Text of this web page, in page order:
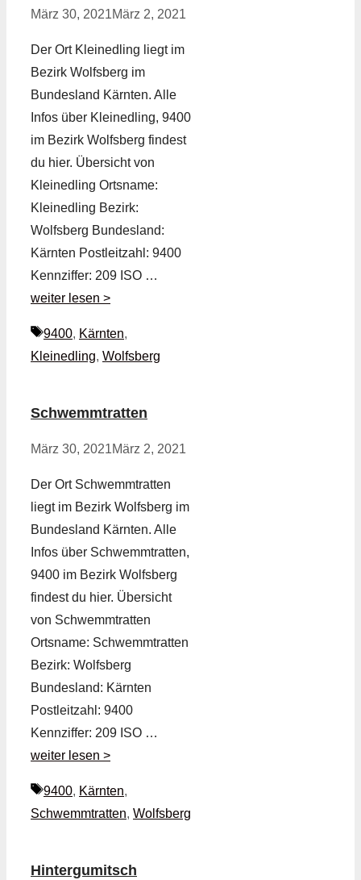
März 30, 2021März 2, 2021
Der Ort Kleinedling liegt im
Bezirk Wolfsberg im
Bundesland Kärnten. Alle
Infos über Kleinedling, 9400
im Bezirk Wolfsberg findest
du hier. Übersicht von
Kleinedling Ortsname:
Kleinedling Bezirk:
Wolfsberg Bundesland:
Kärnten Postleitzahl: 9400
Kennziffer: 209 ISO …
weiter lesen >
Schlagwörter
9400, Kärnten,
Kleinedling, Wolfsberg
Schwemmtratten
März 30, 2021März 2, 2021
Der Ort Schwemmtratten
liegt im Bezirk Wolfsberg im
Bundesland Kärnten. Alle
Infos über Schwemmtratten,
9400 im Bezirk Wolfsberg
findest du hier. Übersicht
von Schwemmtratten
Ortsname: Schwemmtratten
Bezirk: Wolfsberg
Bundesland: Kärnten
Postleitzahl: 9400
Kennziffer: 209 ISO …
weiter lesen >
Schlagwörter
9400, Kärnten,
Schwemmtratten, Wolfsberg
Hintergumitsch